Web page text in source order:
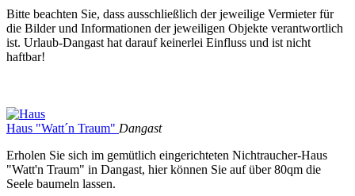
Bitte beachten Sie, dass ausschließlich der jeweilige Vermieter für
die Bilder und Informationen der jeweiligen Objekte verantwortlich
ist. Urlaub-Dangast hat darauf keinerlei Einfluss und ist nicht
haftbar!
Haus "Watt´n Traum" Dangast
Erholen Sie sich im gemütlich eingerichteten Nichtraucher-Haus
"Watt'n Traum" in Dangast, hier können Sie auf über 80qm die
Seele baumeln lassen.